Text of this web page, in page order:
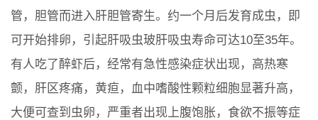
管，胆管而进入肝胆管寄生。约一个月后发育成虫，即
可开始排卵，引起肝吸虫玻肝吸虫寿命可达10至35年。
有人吃了醉虾后，经常有急性感染症状出现，高热寒
颤，肝区疼痛，黄疸，血中嗜酸性颗粒细胞显著升高，
大便可查到虫卵，严重者出现上腹饱胀，食欲不振等症